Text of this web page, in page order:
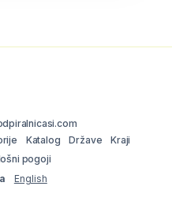
Katalog Države
Kraji
pogoji
English